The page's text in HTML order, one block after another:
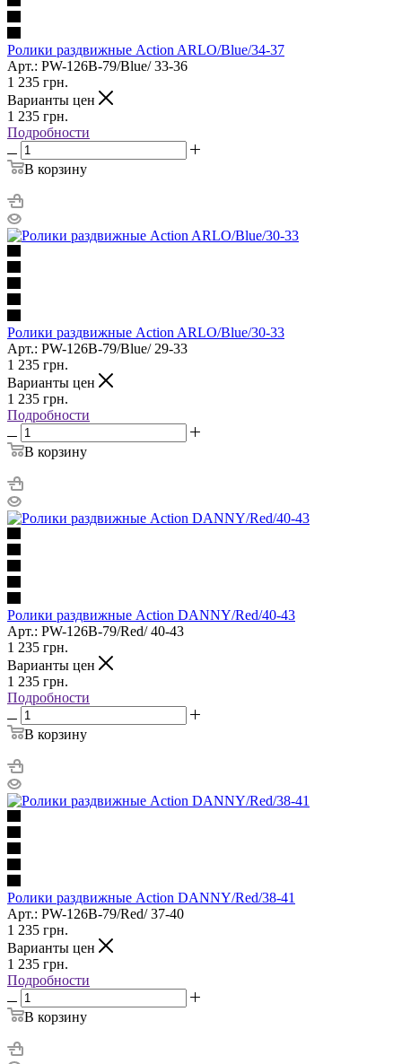
Ролики раздвижные Action ARLO/Blue/34-37
Арт.: PW-126B-79/Blue/ 33-36
1 235 грн.
Варианты цен
1 235 грн.
Подробности
В корзину
Ролики раздвижные Action ARLO/Blue/30-33
Арт.: PW-126B-79/Blue/ 29-33
1 235 грн.
Варианты цен
1 235 грн.
Подробности
В корзину
Ролики раздвижные Action DANNY/Red/40-43
Арт.: PW-126B-79/Red/ 40-43
1 235 грн.
Варианты цен
1 235 грн.
Подробности
В корзину
Ролики раздвижные Action DANNY/Red/38-41
Арт.: PW-126B-79/Red/ 37-40
1 235 грн.
Варианты цен
1 235 грн.
Подробности
В корзину